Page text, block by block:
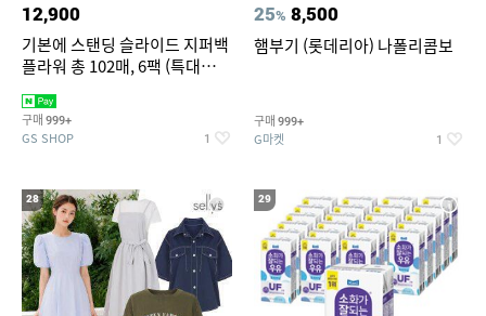
12,900
기본에 스탠딩 슬라이드 지퍼백
플라워 총 102매, 6팩 (특대
구매 999+
GS SHOP 1
25% 8,500
햄부기 (롯데리아) 나폴리콤보
구매 999+
G마켓 1
28 29